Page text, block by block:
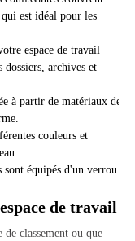
qui est idéal pour les
espace de travail
dossiers, archives et
à partir de matériaux de
couleurs et
sont équipés d'un verrou
de travail
de classement ou que